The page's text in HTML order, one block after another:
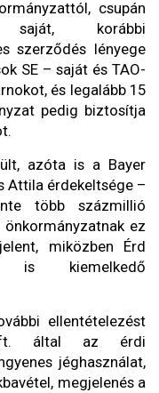
csupán
korábbi
szerződés lényege
SE – saját és TAO-
és legalább 15
pedig biztosítja
azóta is a Bayer
Attila érdekeltsége –
több százmillió
ez
miközben Érd
is kiemelkedő
ellentételezést
által az érdi
jéghasználat,
megjelenés a